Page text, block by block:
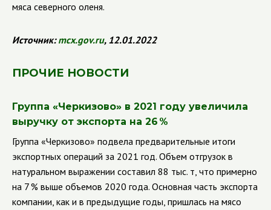
мяса северного оленя.
Источник:mcx.gov.ru, 12.01.2022
ПРОЧИЕ НОВОСТИ
Группа «Черкизово» в 2021 году увеличила
выручку от экспорта на 26 %
Группа «Черкизово» подвела предварительные итоги
экспортных операций за 2021 год. Объем отгрузок в
натуральном выражении составил 88 тыс. т, что примерно
на 7 % выше объемов 2020 года. Основная часть экспорта
компании, как и в предыдущие годы, пришлась на мясо